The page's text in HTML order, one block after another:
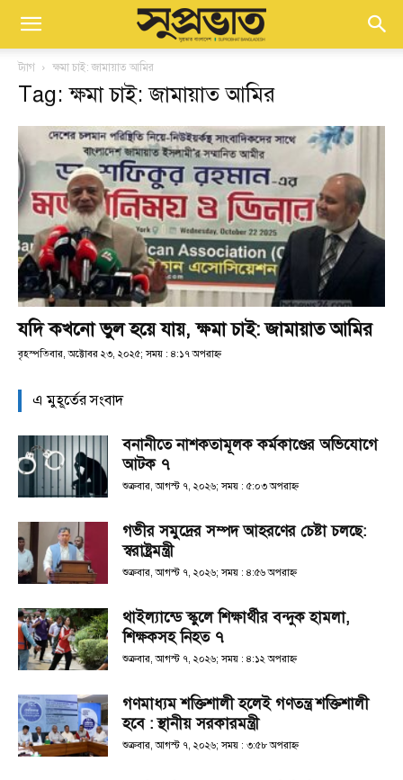
ট্যাগ ক্ষমা চাই: জামায়াত আমির
Tag: ক্ষমা চাই: জামায়াত আমির
যদি কখনো ভুল হয়ে যায়, ক্ষমা চাই: জামায়াত আমির
বৃহস্পতিবার, অক্টোবর ২৩, ২০২৫; সময় : ৪:১৭ অপরাহ্ণ
এ মুহূর্তের সংবাদ
বনানীতে নাশকতামূলক কর্মকাণ্ডের অভিযোগে
আটক ৭
শুক্রবার, আগস্ট ৭, ২০২৬; সময় : ৫:০৩ অপরাহ্ণ
গভীর সমুদ্রের সম্পদ আহরণের চেষ্টা চলছে:
স্বরাষ্ট্রমন্ত্রী
শুক্রবার, আগস্ট ৭, ২০২৬; সময় : ৪:৫৬ অপরাহ্ণ
থাইল্যান্ডে স্কুলে শিক্ষার্থীর বন্দুক হামলা,
শিক্ষকসহ নিহত ৭
শুক্রবার, আগস্ট ৭, ২০২৬; সময় : ৪:১২ অপরাহ্ণ
গণমাধ্যম শক্তিশালী হলেই গণতন্ত্র শক্তিশালী
হবে : স্থানীয় সরকারমন্ত্রী
শুক্রবার, আগস্ট ৭, ২০২৬; সময় : ৩:৫৮ অপরাহ্ণ